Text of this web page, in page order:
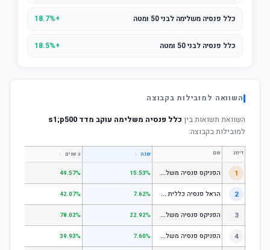
כלל פנסיה משלימה לבני 50 ומטה +18.7%
כלל פנסיה לבני 50 ומטה +18.5%
השוואה למובילות בקבוצה
השוואת תשואות בין כלל פנסיה משלימה עוקב מדד s1;p500
למובילות בקבוצה:
דירוג שם שנה ↕ 3 שנים ↕
1 ה
פניקס פנסיה משלימה - מסלול לבני 50 ומטה 15.53%
49.57%
2 ה
ראל פנסיה כללית עוקב מדד s1;p 7.62%
42.07%
3 ה
פניקס פנסיה משלימה - מניות 22.92%
78.02%
4 ה
פניקס פנסיה משלימה עוקב מדד S1;P500 7.60%
39.93%